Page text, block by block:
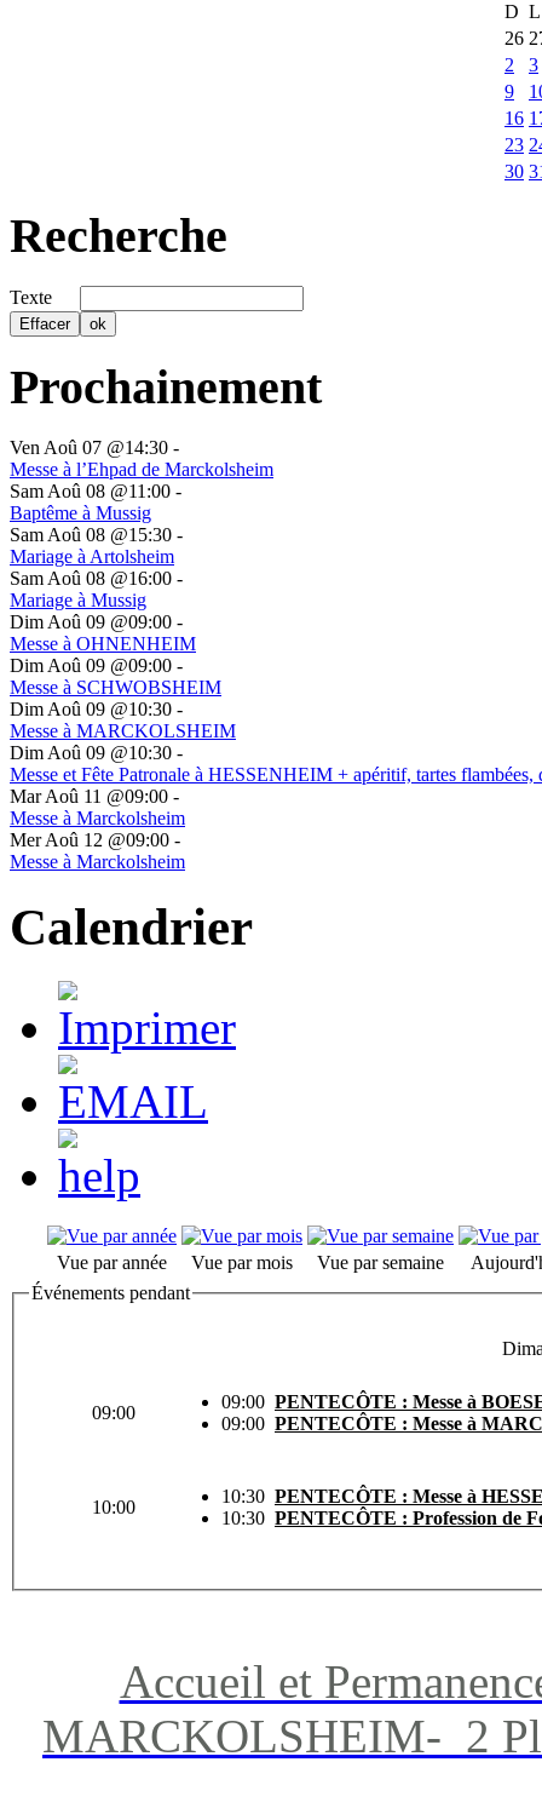
D L
26
2
3
9
16
23
30
Recherche
Texte
Prochainement
Ven Aoû 07 @14:30 -
Messe à l’Ehpad de Marckolsheim
Sam Aoû 08 @11:00 -
Baptême à Mussig
Sam Aoû 08 @15:30 -
Mariage à Artolsheim
Sam Aoû 08 @16:00 -
Mariage à Mussig
Dim Aoû 09 @09:00 -
Messe à OHNENHEIM
Dim Aoû 09 @09:00 -
Messe à SCHWOBSHEIM
Dim Aoû 09 @10:30 -
Messe à MARCKOLSHEIM
Dim Aoû 09 @10:30 -
Messe et Fête Patronale à HESSENHEIM + apéritif, tartes flambées,
Mar Aoû 11 @09:00 -
Messe à Marckolsheim
Mer Aoû 12 @09:00 -
Messe à Marckolsheim
Calendrier
Vue par année Vue par mois Vue par semaine
Événements pendant
09:00
09:00 PENTECÔTE : Messe à
09:00 PENTECÔTE : Messe à
10:00
10:30 PENTECÔTE : Messe à
10:30 PENTECÔTE : Profession de
Accueil et
MARCKOLSHEIM- 2